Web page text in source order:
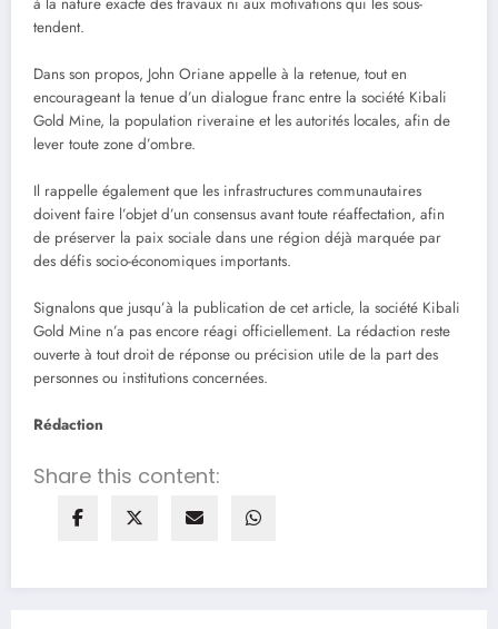
tendent.
Dans son propos, John Oriane appelle à la retenue, tout en
encourageant la tenue d’un dialogue franc entre la société Kibali
Gold Mine, la population riveraine et les autorités locales, afin de
lever toute zone d’ombre.
Il rappelle également que les infrastructures communautaires
doivent faire l’objet d’un consensus avant toute réaffectation, afin
de préserver la paix sociale dans une région déjà marquée par
des défis socio-économiques importants.
Signalons que jusqu’à la publication de cet article, la société Kibali
Gold Mine n’a pas encore réagi officiellement. La rédaction reste
ouverte à tout droit de réponse ou précision utile de la part des
personnes ou institutions concernées.
Rédaction
Share this content: